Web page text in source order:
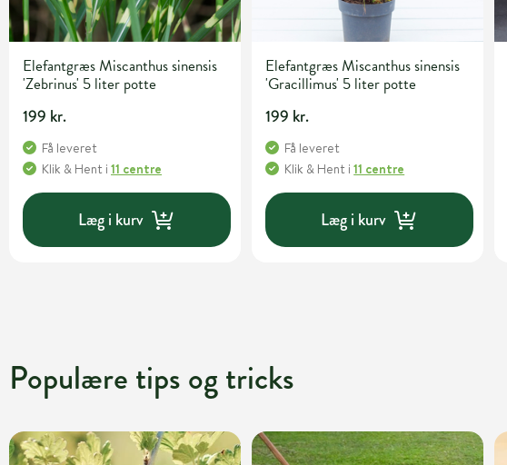
Elefantgræs Miscanthus sinensis
'Zebrinus' 5 liter potte
199 kr.
Få leveret
Klik & Hent i 11 centre
Læg i kurv
Elefantgræs Miscanthus sinensis
'Gracillimus' 5 liter potte
199 kr.
Få leveret
Klik & Hent i11 centre
Læg i kurv
Populære tips og tricks